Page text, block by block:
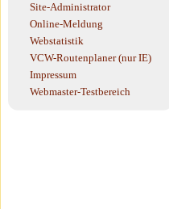
Site-Administrator
Online-Meldung
Webstatistik
VCW-Routenplaner (nur IE)
Impressum
Webmaster-Testbereich